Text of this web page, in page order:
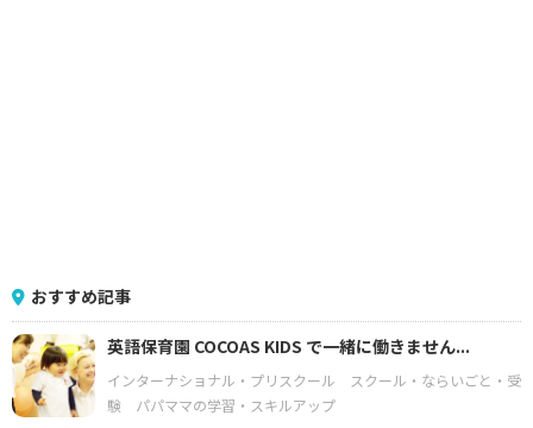
おすすめ記事
英語保育園 COCOAS KIDS で一緒に働きません...
インターナショナル・プリスクール
スクール・ならいごと・受
験
パパママの学習・スキルアップ